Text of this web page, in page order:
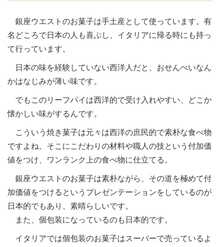
銀座ウエストのお菓子は手土産として使っています。有
名どころで日本の人も喜ぶし、イタリアに帰る時にも持っ
て行っています。
日本の味を経験していない西洋人だと、おせんべいなん
かはなじみが薄い味です。
でもこのリーフパイは西洋的で受け入れやすい、どこか
懐かしい味がするんです。
こういう焼き菓子は元々は西洋の庶民的で素朴な食べ物
ですよね。そこにこだわりの材料や職人の技という付加価
値をつけ、ワンランク上の食べ物に仕立てる。
銀座ウエストのお菓子は素朴ながら、その道を極めて付
加価値をつけるというプレゼンテーションをしているのが
日本的でもあり、素晴らしいです。
また、個包装になっているのも日本的です。
イタリアでは個包装のお菓子はスーパーで売っているよ